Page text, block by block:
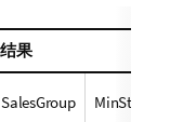
结果
SalesGroup
MinString1